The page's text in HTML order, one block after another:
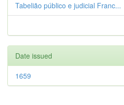
Tabelião público e judicial Franc...
Date issued
1659